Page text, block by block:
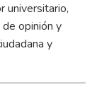
universitario,
opinión y
y